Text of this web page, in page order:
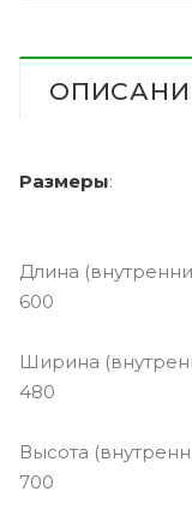
Размеры:
Длина
600
Ширина
480
Высота
700